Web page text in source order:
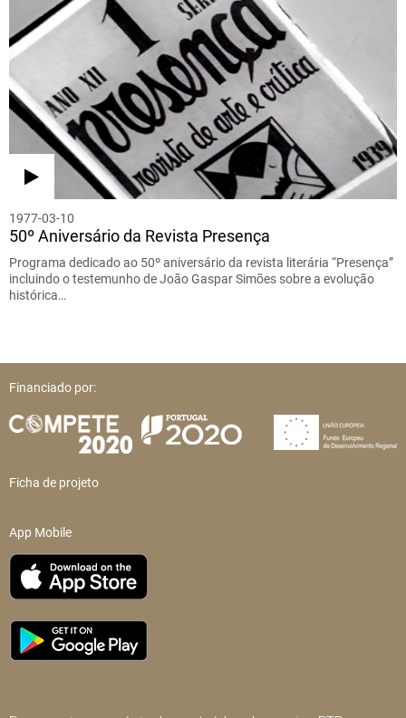
1977-03-10
50º Aniversário da Revista Presença
Programa dedicado ao 50º aniversário da revista literária “Presença”
incluindo o testemunho de João Gaspar Simões sobre a evolução
histórica…
Financiado por:
Ficha de projeto
App Mobile